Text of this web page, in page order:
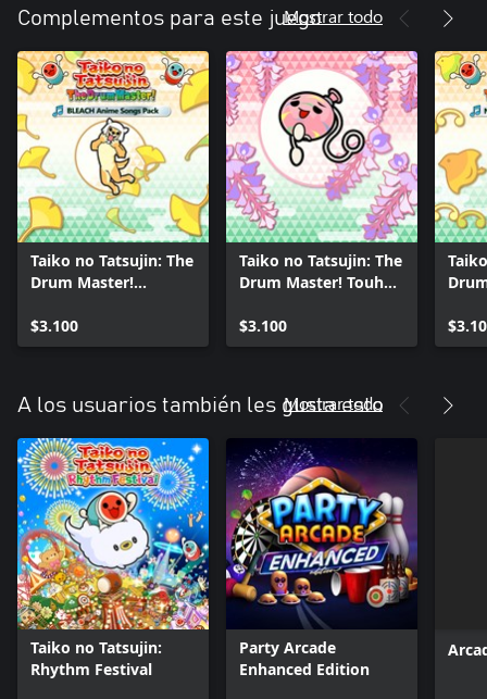
Complementos para este juegoMostrar todo
Taiko no Tatsujin: The
Drum Master!
Pack
$3.100
Taiko no Tatsujin: The
Drum Master! Touhou
Arrangements Pack
$3.100
A los usuarios también les gusta esto
Mostrar todo
Taiko no Tatsujin:
Rhythm Festival
Party Arcade
Enhanced Edition